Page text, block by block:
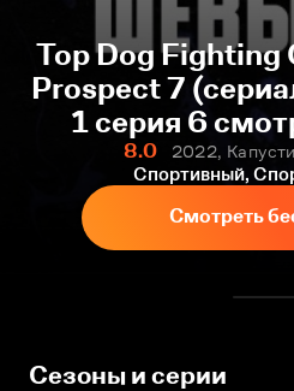
Top Dog Fighting
Prospect 7
1 серия 6
8.0
2022,
Спортивный,
Смотреть
Сезоны и серии